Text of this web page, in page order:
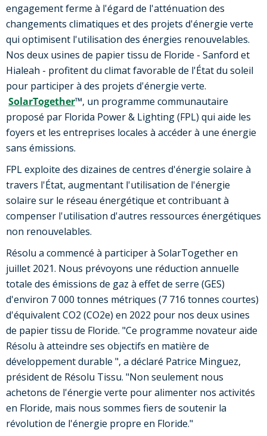
engagement ferme à l'égard de l'atténuation des
changements climatiques et des projets d'énergie verte
qui optimisent l'utilisation des énergies renouvelables.
Nos deux usines de papier tissu de Floride - Sanford et
Hialeah - profitent du climat favorable de l'État du soleil
pour participer à des projets d'énergie verte.
SolarTogether™, un programme communautaire
proposé par Florida Power & Lighting (FPL) qui aide les
foyers et les entreprises locales à accéder à une énergie
sans émissions.
FPL exploite des dizaines de centres d'énergie solaire à
travers l'État, augmentant l'utilisation de l'énergie
solaire sur le réseau énergétique et contribuant à
compenser l'utilisation d'autres ressources énergétiques
non renouvelables.
Résolu a commencé à participer à SolarTogether en
juillet 2021. Nous prévoyons une réduction annuelle
totale des émissions de gaz à effet de serre (GES)
d'environ 7 000 tonnes métriques (7 716 tonnes courtes)
d'équivalent CO2 (CO2e) en 2022 pour nos deux usines
de papier tissu de Floride. "Ce programme novateur aide
Résolu à atteindre ses objectifs en matière de
développement durable ", a déclaré Patrice Minguez,
président de Résolu Tissu. "Non seulement nous
achetons de l'énergie verte pour alimenter nos activités
en Floride, mais nous sommes fiers de soutenir la
révolution de l'énergie propre en Floride."